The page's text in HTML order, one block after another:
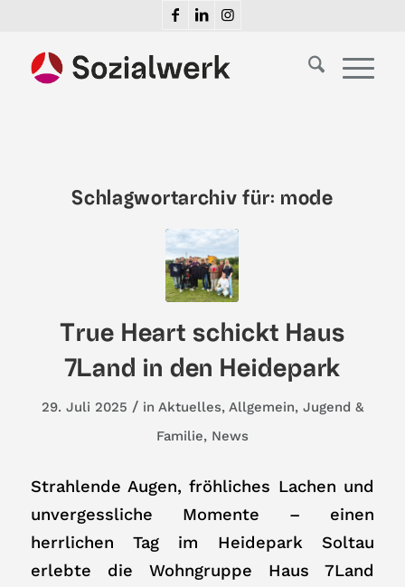
Schlagwortarchiv für: mode
True Heart schickt Haus
7Land in den Heidepark
29. Juli 2025 / in Aktuelles, Allgemein, Jugend &
Familie, News
Strahlende Augen, fröhliches Lachen und
unvergessliche Momente – einen
herrlichen Tag im Heidepark Soltau
erlebte die Wohngruppe Haus 7Land